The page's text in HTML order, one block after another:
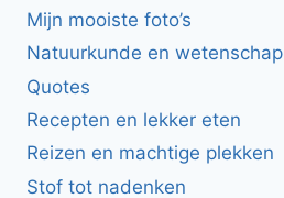
Mijn mooiste foto’s
Natuurkunde en wetenschap
Quotes
Recepten en lekker eten
Reizen en machtige plekken
Stof tot nadenken